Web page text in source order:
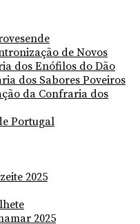
de Novos
dos Enófilos do Dão
dos Sabores Poveiros
da Confraria dos
Portugal
2025
2025